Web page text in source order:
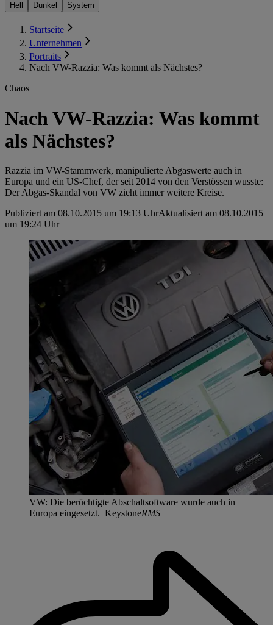
Hell Dunkel System
Startseite
Unternehmen
Portraits
Nach VW-Razzia: Was kommt als Nächstes?
Chaos
Nach VW-Razzia: Was kommt
als Nächstes?
Razzia im VW-Stammwerk, manipulierte Abgaswerte auch in
Europa und ein US-Chef, der seit 2014 von den Verstössen wusste:
Der Abgas-Skandal von VW zieht immer weitere Kreise.
Publiziert am 08.10.2015 um 19:13 UhrAktualisiert am 08.10.2015
um 19:24 Uhr
VW: Die berüchtigte Abschaltsoftware wurde auch in
Europa eingesetzt. KeystoneRMS